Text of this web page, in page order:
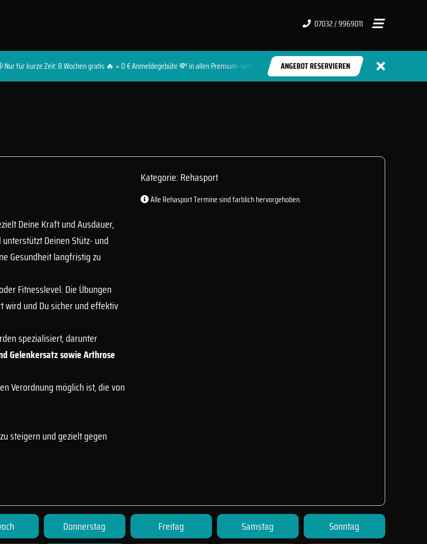
07032 / 9969011
Zeit: 8 Wochen gratis 🔥 + 0 € Anmeldegebühr 💸 in allen Premium- und Lifestyle-Clubs ANGEBOT RESERVIEREN
Deine Kraft und Ausdauer,
unterstützt Deinen Stütz- und
Gesundheit langfristig zu
Fitnesslevel. Die Übungen
und Du sicher und effektiv
spezialisiert, darunter
Gelenkersatz sowie Arthrose
Verordnung möglich ist, die von
steigern und gezielt gegen
Kategorie: Rehasport
Alle Rehasport Termine sind farblich hervorgehoben.
Donnerstag Freitag Samstag Sonntag